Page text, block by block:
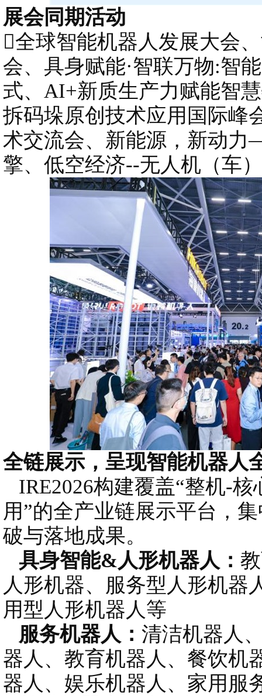
展会同期活动
全球智能机器人发展大会
会、具身赋能·智联万物:智
式、AI+新质生产力赋能智
拆码垛原创技术应用国际峰
术交流会、新能源，新动
擎、低空经济--无人机（车
全链展示，呈现智能机器人
IRE2026构建覆盖“整机-
用”的全产业链展示平台，
破与落地成果。
具身智能&人形机器人：
人形机器、服务型人形机器
用型人形机器人等
服务机器人： 清洁机器人
器人、教育机器人、餐饮机
器人、娱乐机器人、家用服